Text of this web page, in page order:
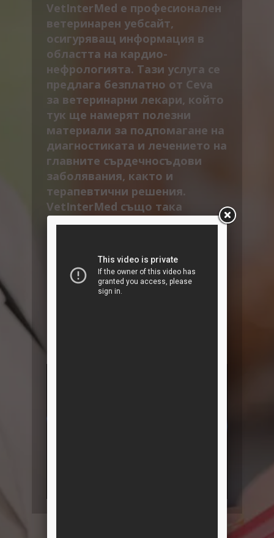
VetInterMed е професионален
ветеринарен уебсайт,
осигуряващ информация в
областта на кардио-
нефрологията. Тази услуга се
предлага безплатно от Ceva
за ветеринарни лекари, който
тук ще намерят полезни
материали за подпомагане на
диагностиката и лечението на
главните сърдечносъдови
заболявания, както и
терапевтични решения.
VetInterMed също така
предлага специфично
да предложите на стопаните
за по-доброто им
информиране и обучение.